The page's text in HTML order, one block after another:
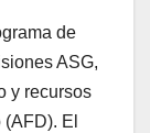
de
ASG,
y recursos
El